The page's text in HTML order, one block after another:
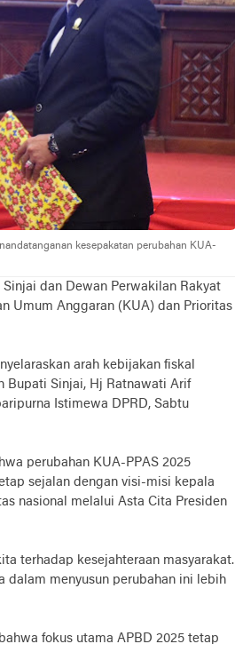
kesepakatan perubahan KUA-
dan Dewan Perwakilan Rakyat
Umum Anggaran (KUA) dan Prioritas
arah kebijakan fiskal
Bupati Sinjai, Hj Ratnawati Arif
Istimewa DPRD, Sabtu
perubahan KUA-PPAS 2025
sejalan dengan visi-misi kepala
nasional melalui Asta Cita Presiden
terhadap kesejahteraan masyarakat.
dalam menyusun perubahan ini lebih
fokus utama APBD 2025 tetap